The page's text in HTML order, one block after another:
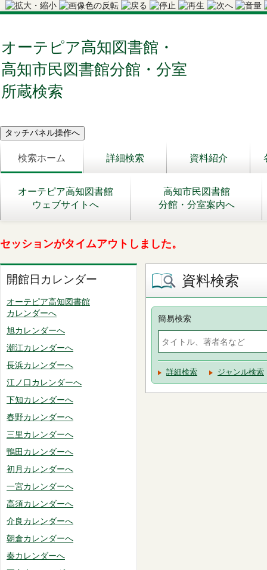
オーテピア高知図書館・
高知市民図書館分館・分室
所蔵検索
検索ホーム 詳細検索 資料紹介
オーテピア高知図書館
ウェブサイトへ
高知市民図書館
分館・分室案内へ
セッションがタイムアウトしました。
開館日カレンダー
オーテピア高知図書館
カレンダーへ
旭カレンダーへ
潮江カレンダーへ
長浜カレンダーへ
江ノ口カレンダーへ
下知カレンダーへ
春野カレンダーへ
三里カレンダーへ
鴨田カレンダーへ
初月カレンダーへ
一宮カレンダーへ
高須カレンダーへ
介良カレンダーへ
朝倉カレンダーへ
秦カレンダーへ
資料検索
簡易検索
詳細検索 ジャンル検索